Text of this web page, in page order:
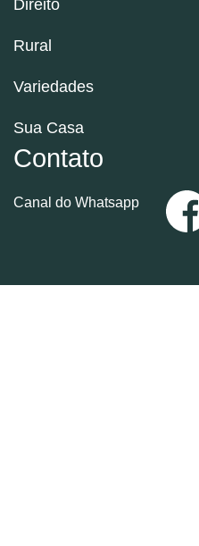
Direito
Rural
Variedades
Sua Casa
Contato
Canal do Whatsapp